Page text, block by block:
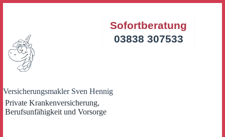
Versicherungsmakler Sven Hennig
Private Krankenversicherung,
Berufsunfähigkeit und Vorsorge
Sofortberatung
03838 307533